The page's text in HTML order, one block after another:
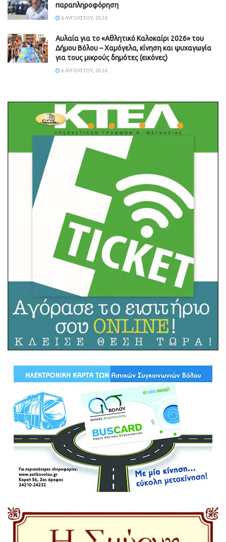
παραπληροφόρηση
6 ΑΥΓΟΎΣΤΟΥ, 2026
Αυλαία για το «Αθλητικό Καλοκαίρι 2026» του
Δήμου Βόλου – Χαμόγελα, κίνηση και ψυχαγωγία
για τους μικρούς δημότες (εικόνες)
6 ΑΥΓΟΎΣΤΟΥ, 2026